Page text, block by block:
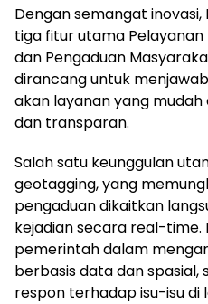
Dengan semangat
tiga fitur utama Pelayanan
dan Pengaduan
dirancang untuk
akan layanan yang
dan transparan.
Salah satu keunggulan
geotagging, yang
pengaduan dikaitkan
kejadian secara real-
pemerintah dalam
berbasis data dan
respon terhadap isu-isu di